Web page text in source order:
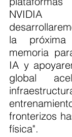
NVIDIA
la
memoria
IA y
global
fronterizos
física".